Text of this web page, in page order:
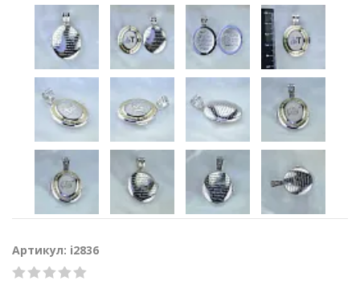
Артикул: i2836